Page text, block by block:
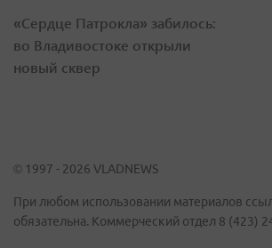
«Сердце Патрокла» забилось:
во Владивостоке открыли
новый сквер
© 1997 - 2026 VLADNEWS
При любом использовании материалов
обязательна. Коммерческий отдел 8 (423)